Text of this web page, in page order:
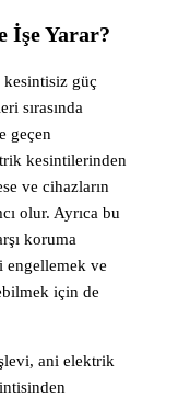
İşe Yarar?
kesintisiz güç
sırasında
geçen
kesintilerinden
ve cihazların
olur. Ayrıca bu
koruma
engellemek ve
için de
ani elektrik